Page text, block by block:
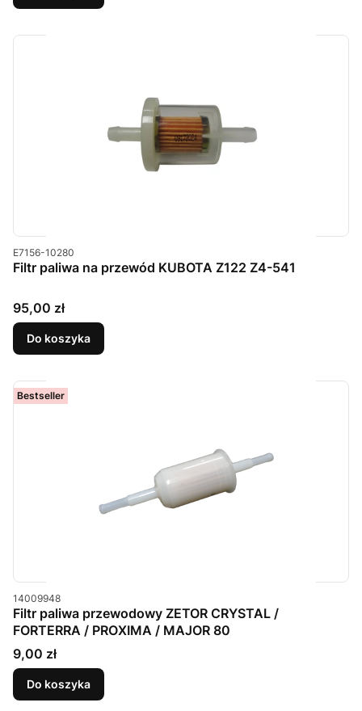
Kod produktu
E7156-10280
Filtr paliwa na przewód KUBOTA Z122 Z4-541
Cena
95,00 zł
Do koszyka
Bestseller
Kod produktu
14009948
Filtr paliwa przewodowy ZETOR CRYSTAL /
FORTERRA / PROXIMA / MAJOR 80
Cena
9,00 zł
Do koszyka